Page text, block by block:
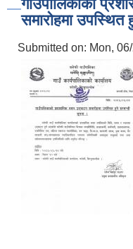
गाउँपालिकाको
समारोहमा
Submitted on: Mon,